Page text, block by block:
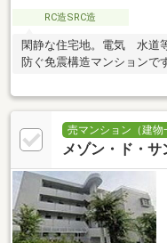
RC造SRC造
閑静な住宅地。電気 水道
防ぐ免震構造マンションで
売マンション（建物
メゾン・ド・サ